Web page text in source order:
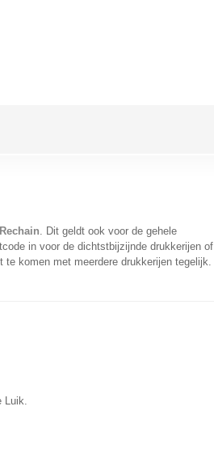
. Dit geldt ook voor de gehele
in voor de dichtstbijzijnde drukkerijen of
komen met meerdere drukkerijen tegelijk.
Luik.